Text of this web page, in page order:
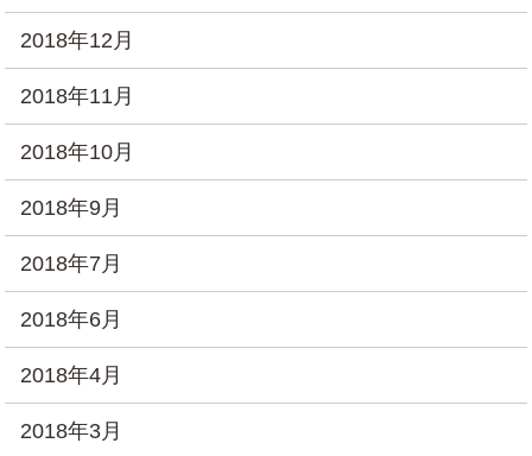
2018年12月
2018年11月
2018年10月
2018年9月
2018年7月
2018年6月
2018年4月
2018年3月